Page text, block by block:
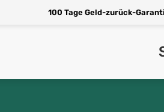
100 Tage Geld-zurück-